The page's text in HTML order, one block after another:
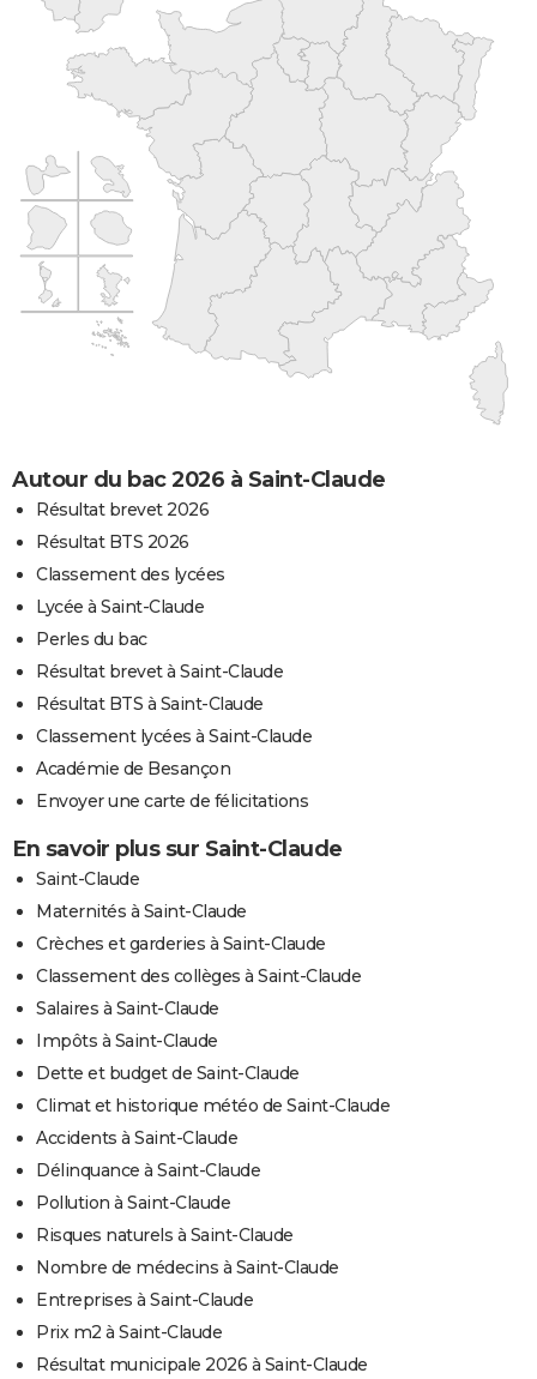
Autour du bac 2026 à Saint-Claude
Résultat brevet 2026
Résultat BTS 2026
Classement des lycées
Lycée à Saint-Claude
Perles du bac
Résultat brevet à Saint-Claude
Résultat BTS à Saint-Claude
Classement lycées à Saint-Claude
Académie de Besançon
Envoyer une carte de félicitations
En savoir plus sur Saint-Claude
Saint-Claude
Maternités à Saint-Claude
Crèches et garderies à Saint-Claude
Classement des collèges à Saint-Claude
Salaires à Saint-Claude
Impôts à Saint-Claude
Dette et budget de Saint-Claude
Climat et historique météo de Saint-Claude
Accidents à Saint-Claude
Délinquance à Saint-Claude
Pollution à Saint-Claude
Risques naturels à Saint-Claude
Nombre de médecins à Saint-Claude
Entreprises à Saint-Claude
Prix m2 à Saint-Claude
Résultat municipale 2026 à Saint-Claude